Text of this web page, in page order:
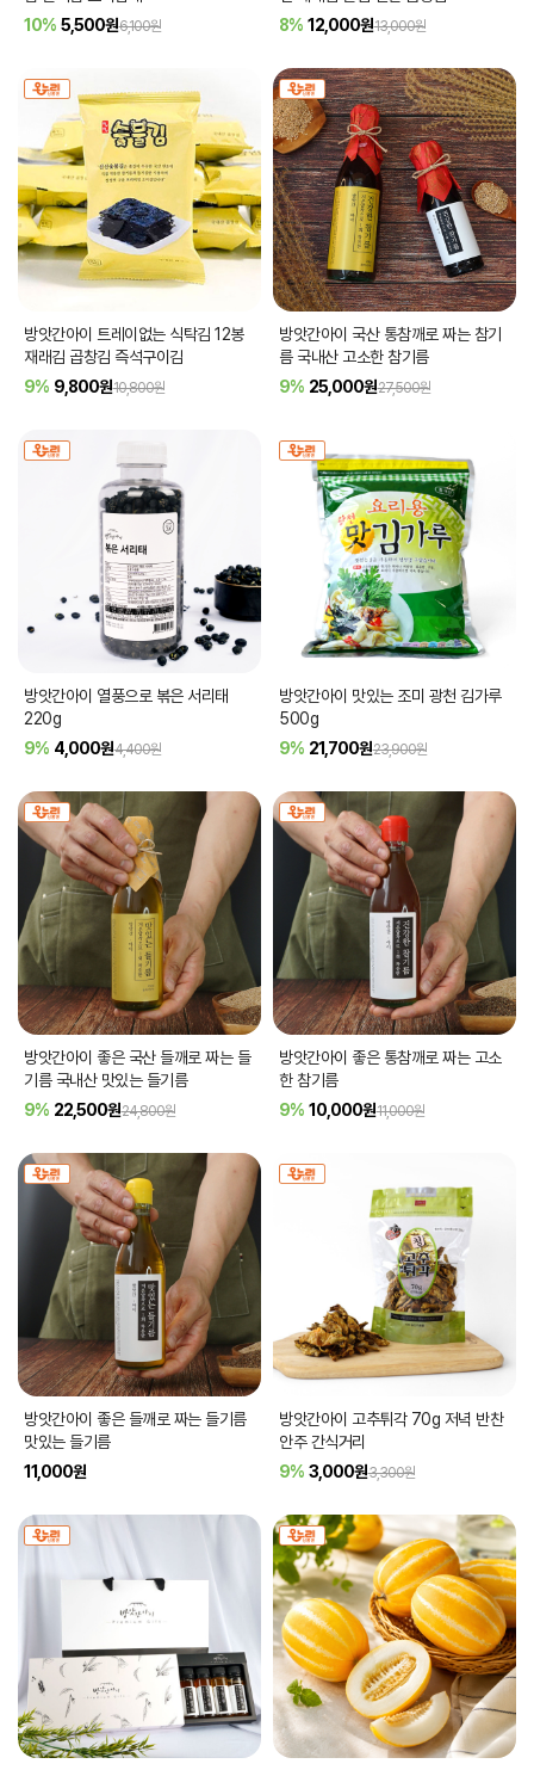
10% 5,500원6,100원
8% 12,000원13,000원
방앗간아이 트레이없는 식탁김 12봉
재래김 곱창김 즉석구이김
9% 9,800원10,800원
방앗간아이 국산 통참깨로 짜는 참기
름 국내산 고소한 참기름
9% 25,000원27,500원
방앗간아이 열풍으로 볶은 서리태
220g
9% 4,000원4,400원
방앗간아이 맛있는 조미 광천 김가루
500g
9% 21,700원23,900원
방앗간아이 좋은 국산 들깨로 짜는 들
기름 국내산 맛있는 들기름
9% 22,500원24,800원
방앗간아이 좋은 통참깨로 짜는 고소
한 참기름
9% 10,000원11,000원
방앗간아이 좋은 들깨로 짜는 들기름
맛있는 들기름
11,000원
방앗간아이 고추튀각 70g 저녁 반찬
안주 간식거리
9% 3,000원3,300원